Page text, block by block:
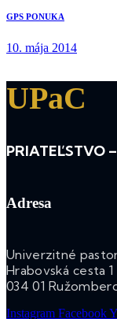
GPS PONUKA
10. mája 2014
UPaC
PRIATEĽSTVO
Adresa
Univerzitné
Hrabovská cesta 1
034 01
Instagram Facebook